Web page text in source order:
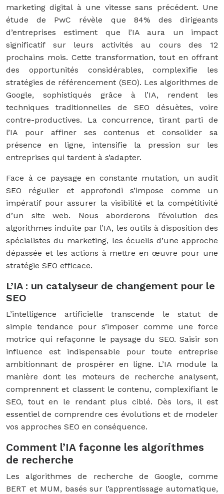
marketing digital à une vitesse sans précédent. Une
étude de PwC révèle que 84% des dirigeants
d’entreprises estiment que l’IA aura un impact
significatif sur leurs activités au cours des 12
prochains mois. Cette transformation, tout en offrant
des opportunités considérables, complexifie les
stratégies de référencement (SEO). Les algorithmes de
Google, sophistiqués grâce à l’IA, rendent les
techniques traditionnelles de SEO désuètes, voire
contre-productives. La concurrence, tirant parti de
l’IA pour affiner ses contenus et consolider sa
présence en ligne, intensifie la pression sur les
entreprises qui tardent à s’adapter.
Face à ce paysage en constante mutation, un audit
SEO régulier et approfondi s’impose comme un
impératif pour assurer la visibilité et la compétitivité
d’un site web. Nous aborderons l’évolution des
algorithmes induite par l’IA, les outils à disposition des
spécialistes du marketing, les écueils d’une approche
dépassée et les actions à mettre en œuvre pour une
stratégie SEO efficace.
L’IA : un catalyseur de changement pour le
SEO
L’intelligence artificielle transcende le statut de
simple tendance pour s’imposer comme une force
motrice qui refaçonne le paysage du SEO. Saisir son
influence est indispensable pour toute entreprise
ambitionnant de prospérer en ligne. L’IA module la
manière dont les moteurs de recherche analysent,
comprennent et classent le contenu, complexifiant le
SEO, tout en le rendant plus ciblé. Dès lors, il est
essentiel de comprendre ces évolutions et de modeler
vos approches SEO en conséquence.
Comment l’IA façonne les algorithmes
de recherche
Les algorithmes de recherche de Google, comme
BERT et MUM, basés sur l’apprentissage automatique,